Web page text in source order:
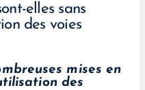
elles sans
des voies
mises en
des